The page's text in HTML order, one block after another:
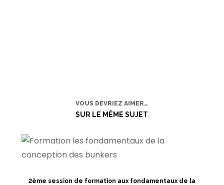
VOUS DEVRIEZ AIMER…
SUR LE MÊME SUJET
2ème session de formation aux fondamentaux de la